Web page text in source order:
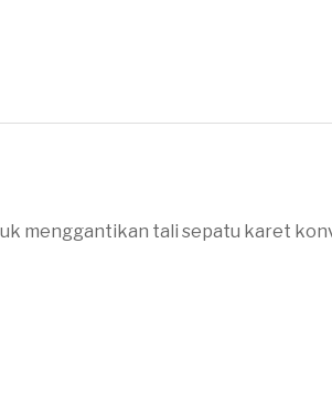
menggantikan tali sepatu karet